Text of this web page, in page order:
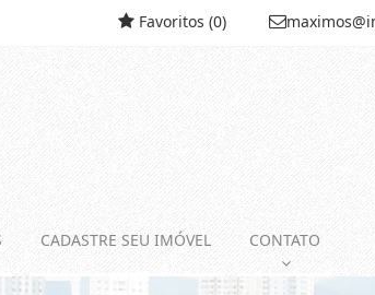
Favoritos (0)
CADASTRE SEU IMÓVEL CONTATO